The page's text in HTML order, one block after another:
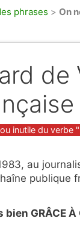
phrases > On
de
inutile du verbe
au
publique
GRÂCE